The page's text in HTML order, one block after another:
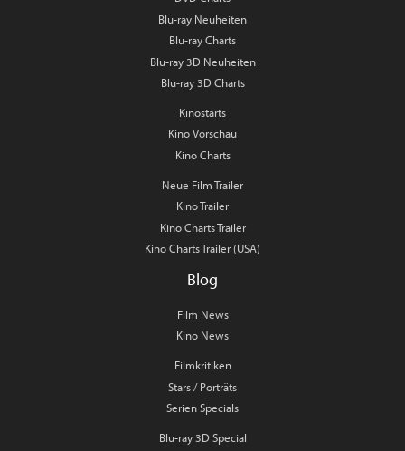
Blu-ray Neuheiten
Blu-ray Charts
Blu-ray 3D Neuheiten
Blu-ray 3D Charts
Kinostarts
Kino Vorschau
Kino Charts
Neue Film Trailer
Kino Trailer
Kino Charts Trailer
Kino Charts Trailer (USA)
Blog
Film News
Kino News
Filmkritiken
Stars / Porträts
Serien Specials
Blu-ray 3D Special